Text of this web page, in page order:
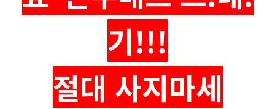
기!!!
절대 사지마세